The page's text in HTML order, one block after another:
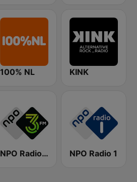
100% NL KINK
NPO Radio 3FM NPO Radio 1